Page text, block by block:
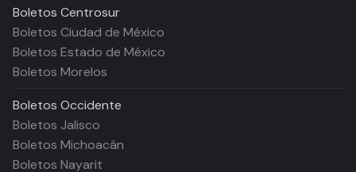
Boletos Centrosur
Boletos Ciudad de México
Boletos Estado de México
Boletos Morelos
Boletos Occidente
Boletos Jalisco
Boletos Michoacán
Boletos Nayarit